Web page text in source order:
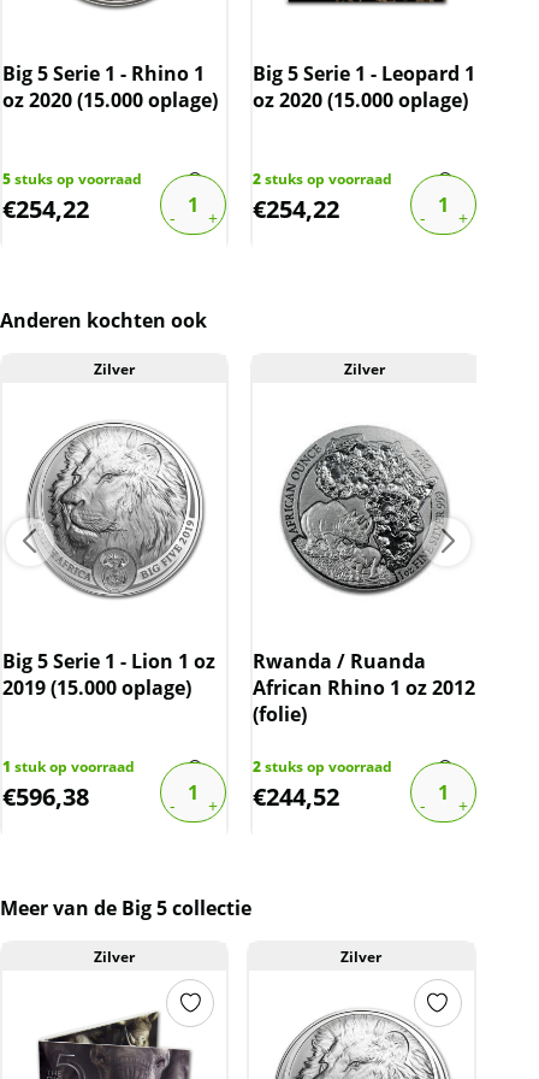
Zuid-Afrika, wordt deze onder de
btw afdragen over de marge die wij behalen op
dit product. De btw mag hierdoor door ons
Big 5 Serie 1 - Rhino 1
oz 2020 (15.000 oplage)
5stuks op voorraad
€254,22
Big 5 Serie 1 - Leopard 1
oz 2020 (15.000 oplage)
2stuks op voorraad
€254,22
Anderen kochten ook
Zilver
Big 5 Serie 1 - Lion 1 oz
2019 (15.000 oplage)
1 stuk op voorraad
€596,38
Zilver
Rwanda / Ruanda
African Rhino 1 oz 2012
(folie)
2stuks op voorraad
€244,52
Meer van de Big 5 collectie
Zilver Zilver